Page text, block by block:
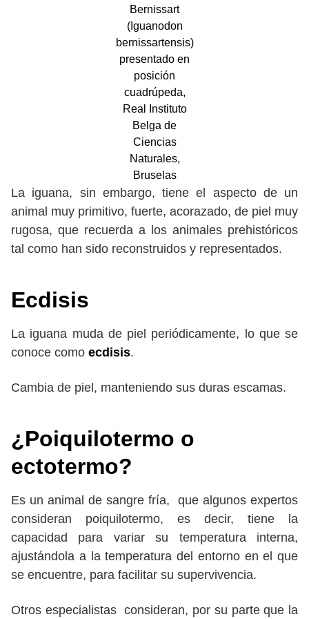
Bernissart
(Iguanodon
bernissartensis)
presentado en
posición
cuadrúpeda,
Real Instituto
Belga de
Ciencias
Naturales,
Bruselas
La iguana, sin embargo, tiene el aspecto de un
animal muy primitivo, fuerte, acorazado, de piel muy
rugosa, que recuerda a los animales prehistóricos
tal como han sido reconstruidos y representados.
Ecdisis
La iguana muda de piel periódicamente, lo que se
conoce como ecdisis.
Cambia de piel, manteniendo sus duras escamas.
¿Poiquilotermo o
ectotermo?
Es un animal de sangre fría, que algunos expertos
consideran poiquilotermo, es decir, tiene la
capacidad para variar su temperatura interna,
ajustándola a la temperatura del entorno en el que
se encuentre, para facilitar su supervivencia.
Otros especialistas consideran, por su parte que la